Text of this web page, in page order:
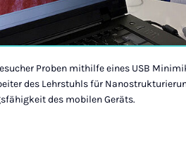
Proben mithilfe eines USB
des Lehrstuhls für
des mobilen Geräts.